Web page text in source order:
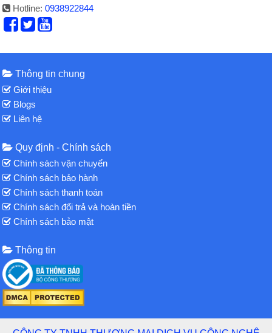
Hotline:0938922844
Thông tin chung
Giới thiệu
Blogs
Liên hệ
Quy định - Chính sách
Chính sách vận chuyển
Chính sách bảo hành
Chính sách thanh toán
Chính sách đổi trả và hoàn tiền
Chính sách bảo mật
Thông tin